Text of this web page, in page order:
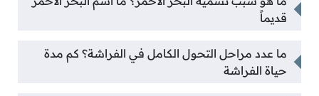
قديماً
ما عدد مراحل التحول الكامل في الفراشة؟ كم مدة
حياة الفراشة